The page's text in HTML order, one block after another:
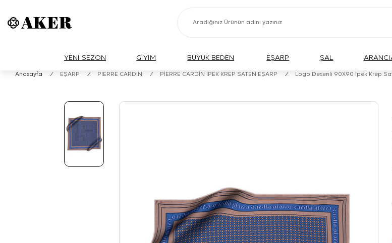
YENİ SEZON GİYİM BÜYÜK BEDEN EŞARP ŞAL
Anasayfa / EŞARP / PIERRE CARDIN / PİERRE CARDİN İPEK KREP SATEN EŞARP / Logo Desenli 90X90 İpek Krep